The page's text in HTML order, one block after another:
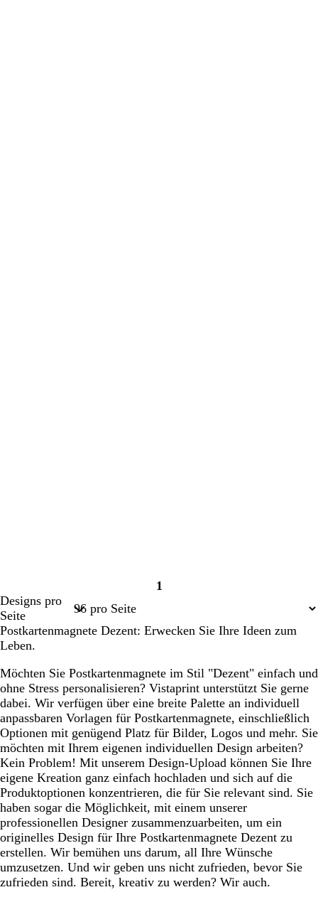
Seite
1
Designs pro
Seite
Postkartenmagnete Dezent: Erwecken Sie Ihre Ideen zum
Leben.
Möchten Sie Postkartenmagnete im Stil "Dezent" einfach und
ohne Stress personalisieren? Vistaprint unterstützt Sie gerne
dabei. Wir verfügen über eine breite Palette an individuell
anpassbaren Vorlagen für Postkartenmagnete, einschließlich
Optionen mit genügend Platz für Bilder, Logos und mehr. Sie
möchten mit Ihrem eigenen individuellen Design arbeiten?
Kein Problem! Mit unserem Design-Upload können Sie Ihre
eigene Kreation ganz einfach hochladen und sich auf die
Produktoptionen konzentrieren, die für Sie relevant sind. Sie
haben sogar die Möglichkeit, mit einem unserer
professionellen Designer zusammenzuarbeiten, um ein
originelles Design für Ihre Postkartenmagnete Dezent zu
erstellen. Wir bemühen uns darum, all Ihre Wünsche
umzusetzen. Und wir geben uns nicht zufrieden, bevor Sie
zufrieden sind. Bereit, kreativ zu werden? Wir auch.